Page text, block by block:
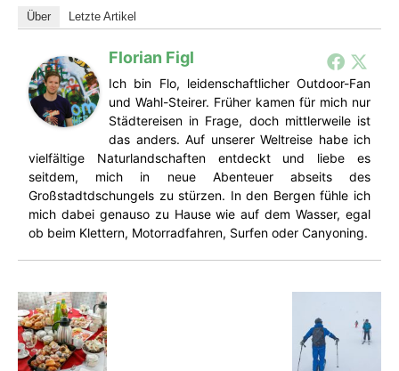
Über Letzte Artikel
Florian Figl
Ich bin Flo, leidenschaftlicher Outdoor-Fan
und Wahl-Steirer. Früher kamen für mich nur
Städtereisen in Frage, doch mittlerweile ist
das anders. Auf unserer Weltreise habe ich
vielfältige Naturlandschaften entdeckt und liebe es
seitdem, mich in neue Abenteuer abseits des
Großstadtdschungels zu stürzen. In den Bergen fühle ich
mich dabei genauso zu Hause wie auf dem Wasser, egal
ob beim Klettern, Motorradfahren, Surfen oder Canyoning.